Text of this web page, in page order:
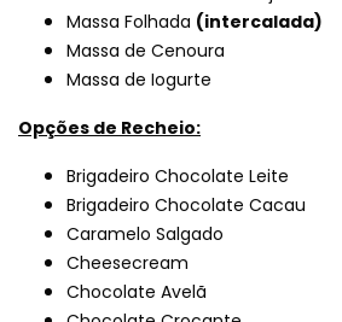
Massa Folhada (intercalada)
Massa de Cenoura
Massa de Iogurte
Opções de Recheio:
Brigadeiro Chocolate Leite
Brigadeiro Chocolate Cacau
Caramelo Salgado
Cheesecream
Chocolate Avelã